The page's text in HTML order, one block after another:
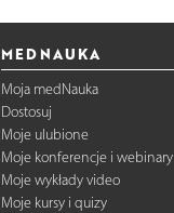
MEDNAUKA
Moja medNauka
Dostosuj
Moje ulubione
Moje konferencje i webinary
Moje wykłady video
Moje kursy i quizy